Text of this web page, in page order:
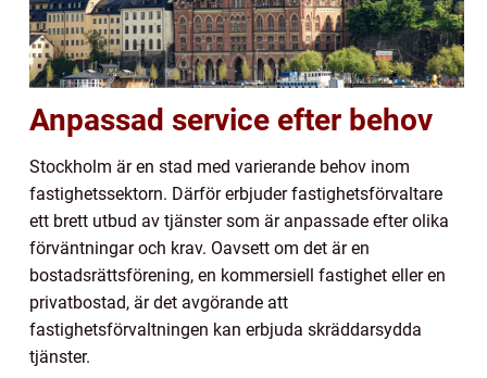
Anpassad service efter behov
Stockholm är en stad med varierande behov inom
fastighetssektorn. Därför erbjuder fastighetsförvaltare
ett brett utbud av tjänster som är anpassade efter olika
förväntningar och krav. Oavsett om det är en
bostadsrättsförening, en kommersiell fastighet eller en
privatbostad, är det avgörande att
fastighetsförvaltningen kan erbjuda skräddarsydda
tjänster.